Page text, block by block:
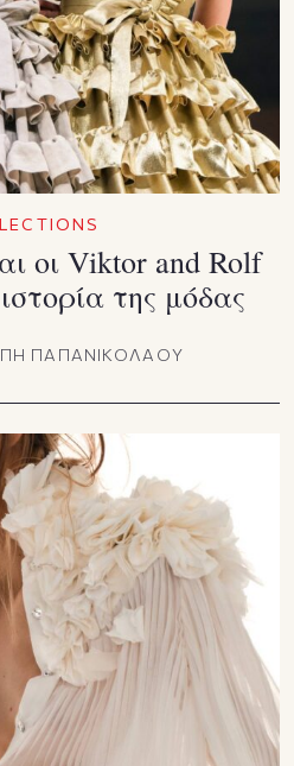
οι Viktor and Rolf
της μόδας
ΠΑΠΑΝΙΚΟΛΑΟΥ